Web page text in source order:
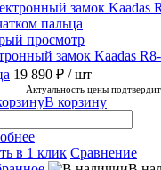
просмотр
замок Kaadas
19 890 ₽ / шт
Актуальность цены
В корзину
в 1 клик Сравнение